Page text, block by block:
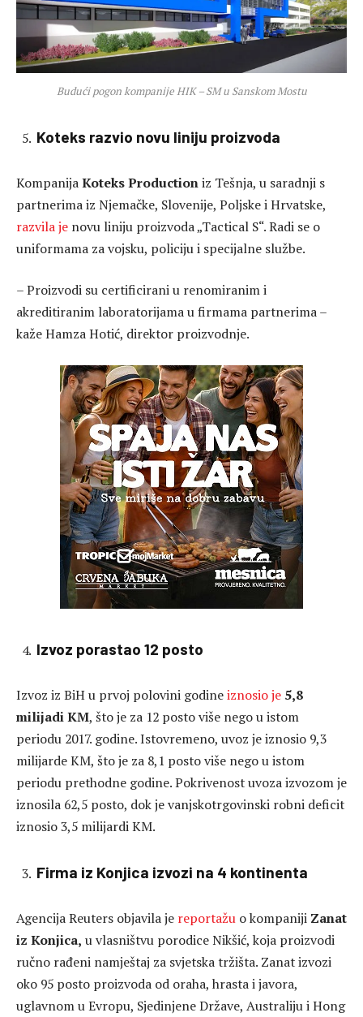
Budući pogon kompanije HIK – SM u Sanskom Mostu
Koteks razvio novu liniju proizvoda
KompanijaKoteks Productioniz Tešnja, u saradnji s
partnerima iz Njemačke, Slovenije, Poljske i Hrvatske,
razvila je novu liniju proizvoda „Tactical S“. Radi se o
uniformama za vojsku, policiju i specijalne službe.
– Proizvodi su certificirani u renomiranim i
akreditiranim laboratorijama u firmama partnerima –
kaže Hamza Hotić, direktor proizvodnje.
Izvoz porastao 12 posto
Izvoz iz BiH u prvoj polovini godineiznosio je 5,8
milijadi KM, što je za 12 posto više nego u istom
periodu 2017. godine. Istovremeno, uvoz je iznosio 9,3
milijarde KM, što je za 8,1 posto više nego u istom
periodu prethodne godine. Pokrivenost uvoza izvozom je
iznosila 62,5 posto, dok je vanjskotrgovinski robni deficit
iznosio 3,5 milijardi KM.
Firma iz Konjica izvozi na 4 kontinenta
Agencija Reuters objavila je reportažu o kompaniji Zanat
iz Konjica, u vlasništvu porodice Nikšić, koja proizvodi
ručno rađeni namještaj za svjetska tržišta. Zanat izvozi
oko 95 posto proizvoda od oraha, hrasta i javora,
uglavnom u Evropu, Sjedinjene Države, Australiju i Hong